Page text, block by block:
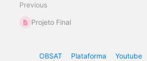
Previous
Projeto Final
OBSAT Plataforma Youtube